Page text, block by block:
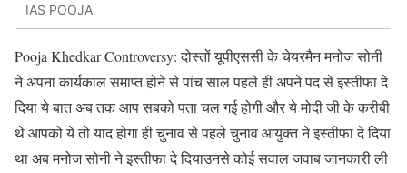
IAS POOJA
Pooja Khedkar Controversy: दोस्तों यूपीएससी के चेयरमैन मनोज सोनी
ने अपना कार्यकाल समाप्त होने से पांच साल पहले ही अपने पद से इस्तीफा दे
दिया ये बात अब तक आप सबको पता चल गई होगी और ये मोदी जी के करीबी
थे आपको ये तो याद होगा ही चुनाव से पहले चुनाव आयुक्त ने इस्तीफा दे दिया
था अब मनोज सोनी ने इस्तीफा दे दियाउनसे कोई सवाल जवाब जानकारी ली